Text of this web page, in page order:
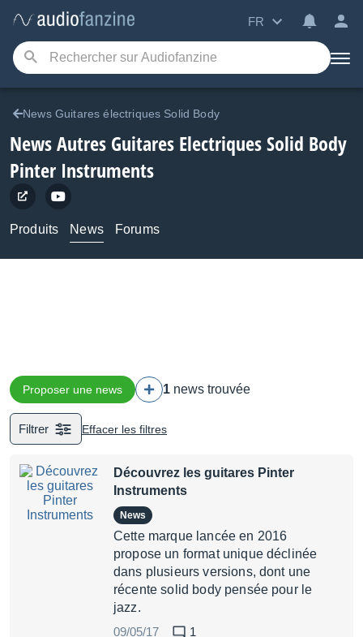
FR
News Guitares électriques Solid Body
News Autres Guitares Electriques Solid Body
Pinter Instruments
Produits News Forums
Proposer une news 1 news trouvée
Filtrer Effacer les filtres
Découvrez les guitares Pinter
Instruments
News
Cette marque lancée en 2016
propose un format unique déclinée
dans plusieurs versions, dont une
récente solid body pensée pour le
jazz.
09/05/17
1